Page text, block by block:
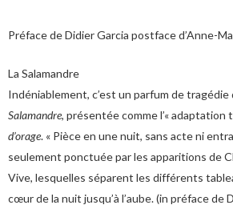
Préface de Didier Garcia postface d’Anne-
La Salamandre
Indéniablement, c’est un parfum de tragédie
Salamandre, présentée comme l’« adaptation
d’orage. « Pièce en une nuit, sans acte ni
seulement ponctuée par les apparitions de
Vive, lesquelles séparent les différents
cœur de la nuit jusqu’à l’aube. (in préface de